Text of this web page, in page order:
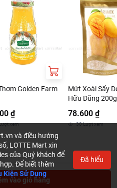
vào giỏ hàng
Quốc 18g x 40 Gói
là một sự
mặt vàng trong làng ngũ cốc
đại mạch, khoai tây, hạt kê Ý,
đậu Hà Lan, bắp, bột mì nguyên
có thêm khoai mài càng làm tăng
Golden Farm
₫
xem
Mứt Xoài Sấy
Hữu Dũng 200g
78.600 ₫
30Lượt xem
và điều hướng
LOTTE Mart xin
của Quý khách để
Để biết thêm
Kiện Sử Dụng
Đã hiểu